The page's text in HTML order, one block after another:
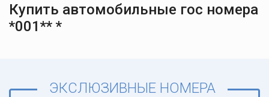
Купить автомобильные гос номера
*001** *
ЭКСЛЮЗИВНЫЕ НОМЕРА